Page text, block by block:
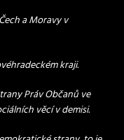
a Moravy v
kraji.
Práv Občanů ve
věcí v demisi.